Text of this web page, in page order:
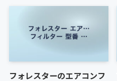
フォレスターのエアコンフ